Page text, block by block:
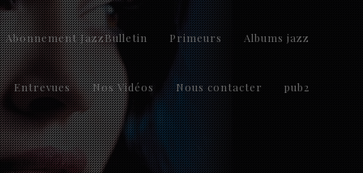
Abonnement JazzBulletin Primeurs Albums jazz
Entrevues Nos Vidéos Nous contacter pub2